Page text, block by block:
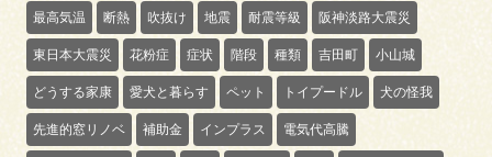
最高気温 断熱 吹抜け 地震 耐震等級 阪神淡路大震災
東日本大震災 花粉症 症状 階段 種類 吉田町 小山城
どうする家康 愛犬と暮らす ペット トイプードル 犬の怪我
先進的窓リノベ 補助金 インプラス 電気代高騰